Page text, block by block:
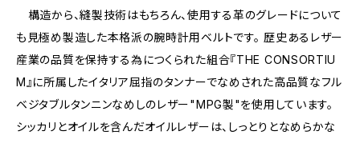
構造から、縫製技術はもちろん、使用する革のグレードについて
も見極め製造した本格派の腕時計用ベルトです。 歴史あるレザー
産業の品質を保持する為につくられた組合『THE CONSORTIU
M』に所属したイタリア屈指のタンナーでなめされた高品質なフル
ベジタブルタンニンなめしのレザー"MPG製"を使用しています。
シッカリとオイルを含んだオイルレザーは、しっとりとなめらかな